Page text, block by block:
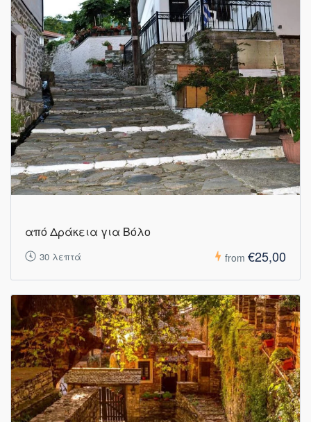
από Δράκεια για Βόλο
30 λεπτά from €25,00